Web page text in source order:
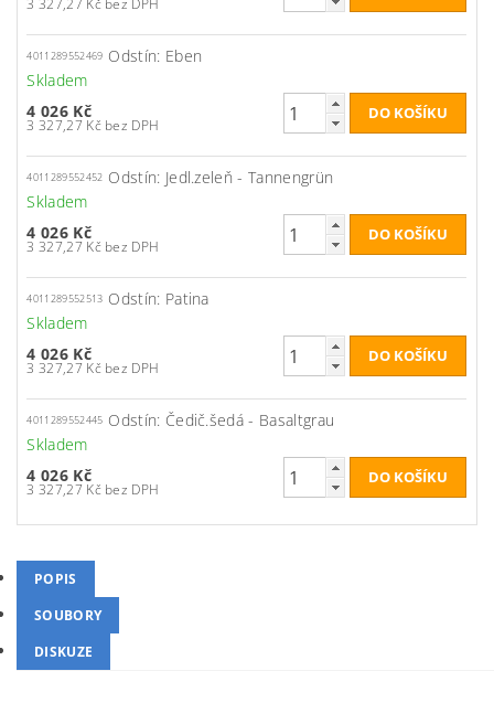
3 327,27 Kč bez DPH
4011289552469 Odstín: Eben
Skladem
4 026 Kč
3 327,27 Kč bez DPH
4011289552452 Odstín: Jedl.zeleň - Tannengrün
Skladem
4 026 Kč
3 327,27 Kč bez DPH
4011289552513 Odstín: Patina
Skladem
4 026 Kč
3 327,27 Kč bez DPH
4011289552445 Odstín: Čedič.šedá - Basaltgrau
Skladem
4 026 Kč
3 327,27 Kč bez DPH
POPIS
SOUBORY
DISKUZE